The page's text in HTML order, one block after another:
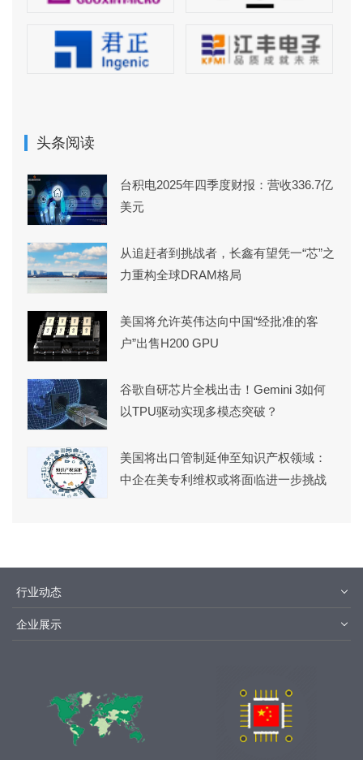
头条阅读
台积电2025年四季度财报：营收336.7亿
美元
从追赶者到挑战者，长鑫有望凭一“芯”之
力重构全球DRAM格局
美国将允许英伟达向中国“经批准的客
户”出售H200 GPU
谷歌自研芯片全栈出击！Gemini 3如何
以TPU驱动实现多模态突破？
美国将出口管制延伸至知识产权领域：
中企在美专利维权或将面临进一步挑战
行业动态
企业展示